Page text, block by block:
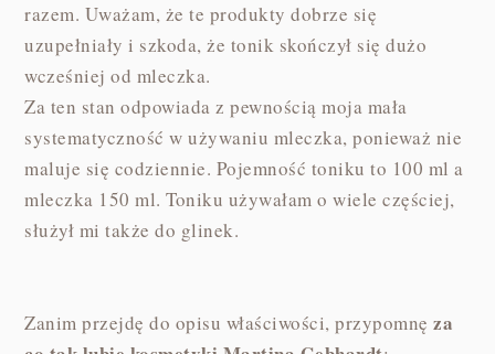
razem. Uważam, że te produkty dobrze się
uzupełniały i szkoda, że tonik skończył się dużo
wcześniej od mleczka.
Za ten stan odpowiada z pewnością moja mała
systematyczność w używaniu mleczka, ponieważ nie
maluje się codziennie. Pojemność toniku to 100 ml a
mleczka 150 ml. Toniku używałam o wiele częściej,
służył mi także do glinek.
Zanim przejdę do opisu właściwości, przypomnęza